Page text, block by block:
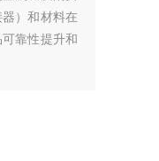
）和材料在
靠性提升和